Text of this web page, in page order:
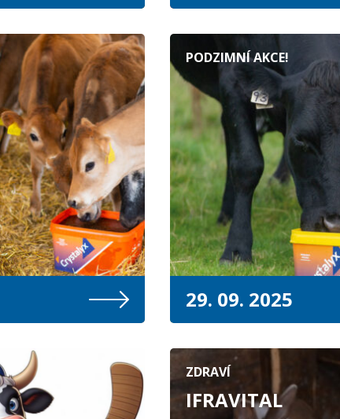
PODZIMNÍ AKCE!
29. 09. 2025
ZDRAVÍ
IFRAVITAL